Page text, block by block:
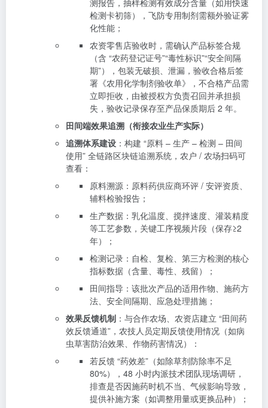
测报告，抽样检测有效成分含量（如用快速
检测卡初筛），飞防专用制剂需额外验证雾
化性能；
农资零售店验收时，需确认产品标签合规
（含 “农药登记证号”“毒性标识”“安全间隔
期”），包装无破损、泄漏，验收合格后签
署《农用化学制剂验收单》，不合格产品需
立即拒收，由被授权方负责召回并承担损
失，验收记录保存至产品保质期后 2 年。
田间端效果追溯（衔接农业生产实际）
追溯体系建设 ：构建 “原料 – 生产 – 检测 – 田间
使用” 全链路区块链追溯系统，农户 / 农场扫码可
查看：
原料溯源：原料药供应商环评 / 安评资质、
辅料检验报告；
生产数据：乳化温度、搅拌速度、灌装精度
等工艺参数，关键工序视频片段（保存≥2
年）；
检测记录：自检、复检、第三方检测的核心
指标数据（含量、毒性、残留）；
田间指导：该批次产品的适用作物、施药方
法、安全间隔期、应急处理措施；
效果反馈机制 ：与合作农场、农资店建立 “田间药
效反馈通道”，农技人员定期反馈使用情况（如病
虫草害防治效果、作物药害情况）：
若反馈 “药效差”（如除草剂防除率不足
80%），48 小时内派技术团队现场调研，
排查是否因施药时机不当、气候影响导致，
提供补施方案（如调整用量或更换品种）；